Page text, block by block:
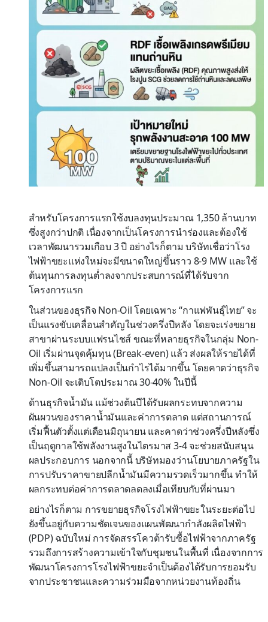
สำหรับโครงการแรกใช้งบลงทุนประมาณ 1,350 ล้านบาท
ซึ่งสูงกว่าปกติ เนื่องจากเป็นโครงการนำร่องและต้องใช้
เวลาพัฒนารวมเกือบ 3 ปี อย่างไรก็ตาม บริษัทเชื่อว่าโรง
ไฟฟ้าขยะแห่งใหม่จะมีขนาดใหญ่ขึ้นราว 8-9 MW และใช้
ต้นทุนการลงทุนต่ำลงจากประสบการณ์ที่ได้รับจาก
โครงการแรก
ในส่วนของธุรกิจ Non-Oil โดยเฉพาะ “กาแฟพันธุ์ไทย” จะ
เป็นแรงขับเคลื่อนสำคัญในช่วงครึ่งปีหลัง โดยจะเร่งขยาย
สาขาผ่านระบบแฟรนไชส์ ขณะที่หลายธุรกิจในกลุ่ม Non-
Oil เริ่มผ่านจุดคุ้มทุน (Break-even) แล้ว ส่งผลให้รายได้ที่
เพิ่มขึ้นสามารถแปลงเป็นกำไรได้มากขึ้น โดยคาดว่าธุรกิจ
Non-Oil จะเติบโตประมาณ 30-40% ในปีนี้
ด้านธุรกิจน้ำมัน แม้ช่วงต้นปีได้รับผลกระทบจากความ
ผันผวนของราคาน้ำมันและค่าการตลาด แต่สถานการณ์
เริ่มฟื้นตัวตั้งแต่เดือนมิถุนายน และคาดว่าช่วงครึ่งปีหลังซึ่ง
เป็นฤดูกาลใช้พลังงานสูงในไตรมาส 3-4 จะช่วยสนับสนุน
ผลประกอบการ นอกจากนี้ บริษัทมองว่านโยบายภาครัฐใน
การปรับราคาขายปลีกน้ำมันมีความรวดเร็วมากขึ้น ทำให้
ผลกระทบต่อค่าการตลาดลดลงเมื่อเทียบกับที่ผ่านมา
อย่างไรก็ตาม การขยายธุรกิจโรงไฟฟ้าขยะในระยะต่อไป
ยังขึ้นอยู่กับความชัดเจนของแผนพัฒนากำลังผลิตไฟฟ้า
(PDP) ฉบับใหม่ การจัดสรรโควต้ารับซื้อไฟฟ้าจากภาครัฐ
รวมถึงการสร้างความเข้าใจกับชุมชนในพื้นที่ เนื่องจากการ
พัฒนาโครงการโรงไฟฟ้าขยะจำเป็นต้องได้รับการยอมรับ
จากประชาชนและความร่วมมือจากหน่วยงานท้องถิ่น